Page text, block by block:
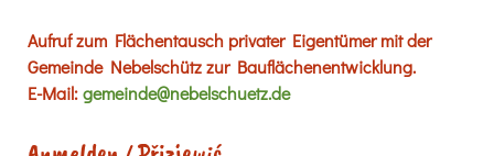
Aufruf zum Flächentausch privater Eigentümer mit der
Gemeinde Nebelschütz zur Bauflächenentwicklung.
E-Mail:gemeinde@nebelschuetz.de